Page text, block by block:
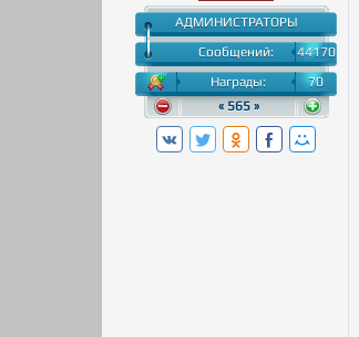
АДМИНИСТРАТОРЫ
Сообщений:
44170
Награды:
70
« 565 »